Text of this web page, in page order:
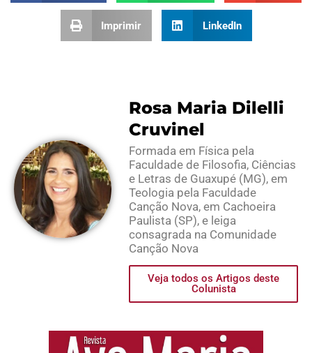
Imprimir LinkedIn
Rosa Maria Dilelli
Cruvinel
Formada em Física pela
Faculdade de Filosofia, Ciências
e Letras de Guaxupé (MG), em
Teologia pela Faculdade
Canção Nova, em Cachoeira
Paulista (SP), e leiga
consagrada na Comunidade
Canção Nova
Veja todos os Artigos deste
Colunista